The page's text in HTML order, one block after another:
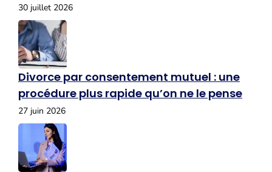
30 juillet 2026
Divorce par consentement mutuel : une
procédure plus rapide qu’on ne le pense
27 juin 2026